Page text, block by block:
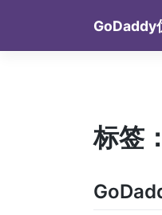
content
GoDaddy
标签：